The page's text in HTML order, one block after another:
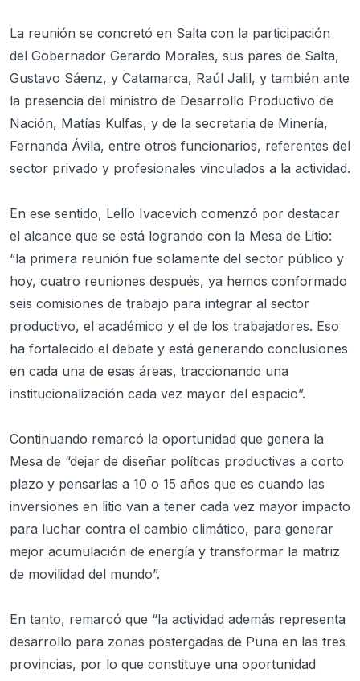
La reunión se concretó en Salta con la participación
del Gobernador Gerardo Morales, sus pares de Salta,
Gustavo Sáenz, y Catamarca, Raúl Jalil, y también ante
la presencia del ministro de Desarrollo Productivo de
Nación, Matías Kulfas, y de la secretaria de Minería,
Fernanda Ávila, entre otros funcionarios, referentes del
sector privado y profesionales vinculados a la actividad.
En ese sentido, Lello Ivacevich comenzó por destacar
el alcance que se está logrando con la Mesa de Litio:
“la primera reunión fue solamente del sector público y
hoy, cuatro reuniones después, ya hemos conformado
seis comisiones de trabajo para integrar al sector
productivo, el académico y el de los trabajadores. Eso
ha fortalecido el debate y está generando conclusiones
en cada una de esas áreas, traccionando una
institucionalización cada vez mayor del espacio”.
Continuando remarcó la oportunidad que genera la
Mesa de “dejar de diseñar políticas productivas a corto
plazo y pensarlas a 10 o 15 años que es cuando las
inversiones en litio van a tener cada vez mayor impacto
para luchar contra el cambio climático, para generar
mejor acumulación de energía y transformar la matriz
de movilidad del mundo”.
En tanto, remarcó que “la actividad además representa
desarrollo para zonas postergadas de Puna en las tres
provincias, por lo que constituye una oportunidad